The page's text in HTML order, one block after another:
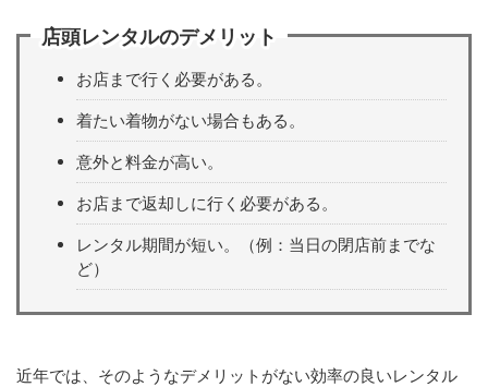
店頭レンタルのデメリット
お店まで行く必要がある。
着たい着物がない場合もある。
意外と料金が高い。
お店まで返却しに行く必要がある。
レンタル期間が短い。（例：当日の閉店前までな
ど）
近年では、そのようなデメリットがない効率の良いレンタル